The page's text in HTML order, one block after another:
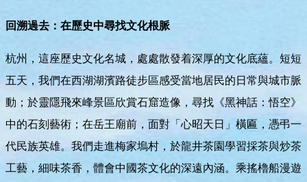
回溯過去：在歷史中尋找文化根脈
杭州，這座歷史文化名城，處處散發着深厚的文化底蘊。短短
五天，我們在西湖湖濱路徒步區感受當地居民的日常與城市脈
動；於靈隱飛來峰景區欣賞石窟造像，尋找《黑神話：悟空》
中的石刻藝術；在岳王廟前，面對「心昭天日」橫匾，憑弔一
代民族英雄。我們走進梅家塢村，於龍井茶園學習採茶與炒茶
工藝，細味茶香，體會中國茶文化的深遠內涵。乘搖櫓船漫遊